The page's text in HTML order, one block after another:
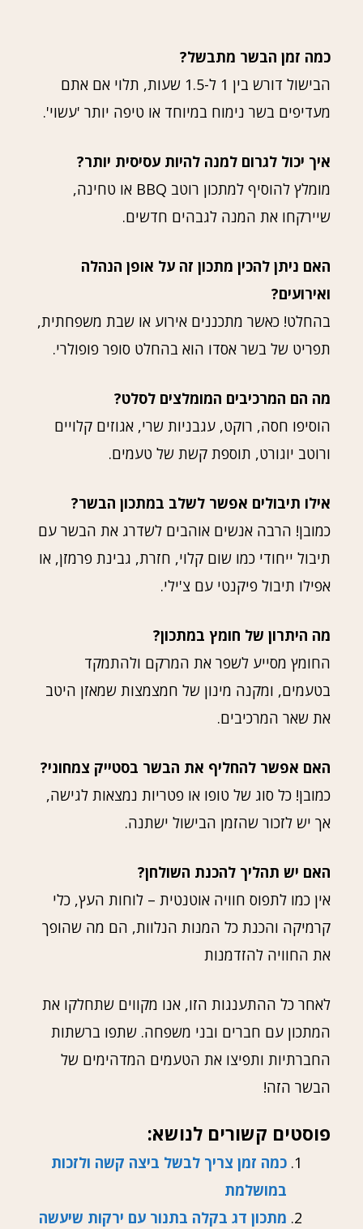
כמה זמן הבשר מתבשל?
הבישול דורש בין 1 ל-1.5 שעות, תלוי אם אתם
מעדיפים בשר נימוח במיוחד או טיפה יותר 'עשוי'.
איך יכול לגרום למנה להיות עסיסית יותר?
מומלץ להוסיף למתכון רוטב BBQ או טחינה,
שיירקחו את המנה לגבהים חדשים.
האם ניתן להכין מתכון זה על אופן הנהלה
ואירועים?
בהחלט! כאשר מתכננים אירוע או שבת משפחתית,
תפריט של בשר אסדו הוא בהחלט סופר פופולרי.
מה הם המרכיבים המומלצים לסלט?
הוסיפו חסה, רוקט, עגבניות שרי, אגוזים קלויים
ורוטב יוגורט, תוספת קשת של טעמים.
אילו תיבולים אפשר לשלב במתכון הבשר?
כמובן! הרבה אנשים אוהבים לשדרג את הבשר עם
תיבול ייחודי כמו שום קלוי, חזרת, גבינת פרמזן, או
אפילו תיבול פיקנטי עם צ'ילי.
מה היתרון של חומץ במתכון?
החומץ מסייע לשפר את המרקם ולהתמקד
בטעמים, ומקנה מינון של חמצמצות שמאזן היטב
את שאר המרכיבים.
האם אפשר להחליף את הבשר בסטייק צמחוני?
כמובן! כל סוג של טופו או פטריות נמצאות לגישה,
אך יש לזכור שהזמן הבישול ישתנה.
האם יש תהליך להכנת השולחן?
אין כמו לתפוס חוויה אוטנטית – לוחות העץ, כלי
קרמיקה והכנת כל המנות הנלוות, הם מה שהופך
את החוויה להזדמנות
לאחר כל ההתענגות הזו, אנו מקווים שתחלקו את
המתכון עם חברים ובני משפחה. שתפו ברשתות
החברתיות ותפיצו את הטעמים המדהימים של
הבשר הזה!
פוסטים קשורים לנושא:
כמה זמן צריך לבשל ביצה קשה ולזכות
במושלמת
מתכון דג בקלה בתנור עם ירקות שיעשה